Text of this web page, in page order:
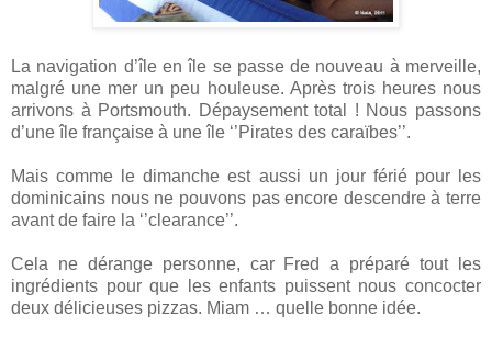
La navigation d’île en île se passe de nouveau à merveille,
malgré une mer un peu houleuse. Après trois heures nous
arrivons à Portsmouth. Dépaysement total ! Nous passons
d’une île française à une île ‘’Pirates des caraïbes’’.
Mais comme le dimanche est aussi un jour férié pour les
dominicains nous ne pouvons pas encore descendre à terre
avant de faire la ‘’clearance’’.
Cela ne dérange personne, car Fred a préparé tout les
ingrédients pour que les enfants puissent nous concocter
deux délicieuses pizzas. Miam … quelle bonne idée.